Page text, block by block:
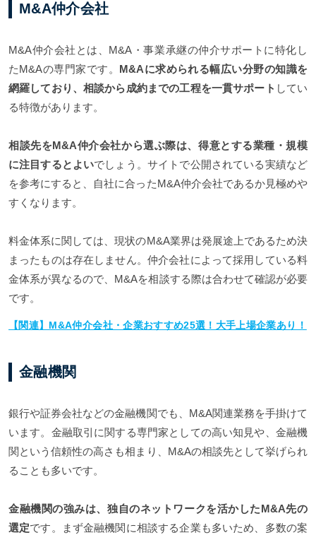
M&A仲介会社
M&A仲介会社とは、M&A・事業承継の仲介サポートに特化し
たM&Aの専門家です。 M&Aに求められる幅広い分野の知識を
網羅しており、相談から成約までの工程を一貫サポート してい
る特徴があります。
相談先をM&A仲介会社から選ぶ際は、得意とする業種・規模
に注目するとよいでしょう。サイトで公開されている実績など
を参考にすると、自社に合ったM&A仲介会社であるか見極めや
すくなります。
料金体系に関しては、現状のM&A業界は発展途上であるため決
まったものは存在しません。仲介会社によって採用している料
金体系が異なるので、M&Aを相談する際は合わせて確認が必要
です。
【関連】M&A仲介会社・企業おすすめ25選！大手上場企業あり！
金融機関
銀行や証券会社などの金融機関でも、M&A関連業務を手掛けて
います。金融取引に関する専門家としての高い知見や、金融機
関という信頼性の高さも相まり、M&Aの相談先として挙げられ
ることも多いです。
金融機関の強みは、独自のネットワークを活かしたM&A先の
選定です。まず金融機関に相談する企業も多いため、多数の案